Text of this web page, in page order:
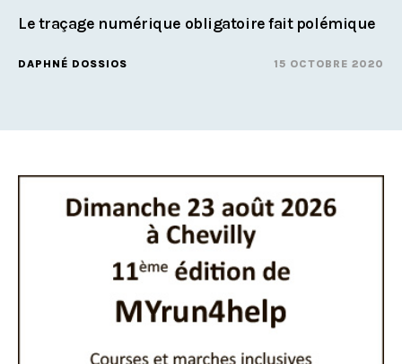
Le traçage numérique obligatoire fait polémique
DAPHNÉ DOSSIOS 15 OCTOBRE 2020